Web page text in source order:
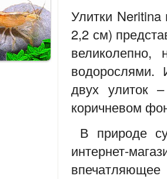
Улитки
2,2 см)
водорослями.
двух улиток
коричневом
В природе
интернет-